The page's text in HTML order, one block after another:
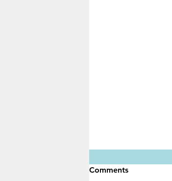
Comments